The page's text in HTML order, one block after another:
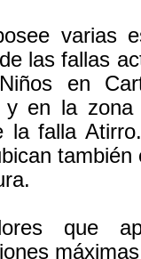
varias
las fallas
en
y en la
la falla
que